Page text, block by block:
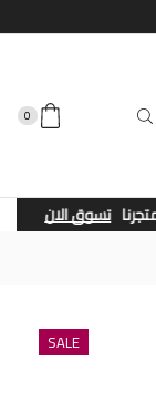
0
تسوق الان
SALE